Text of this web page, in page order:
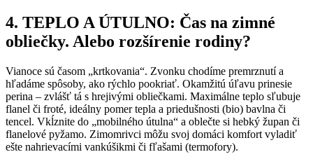
4. TEPLO A ÚTULNO: Čas na zimné
obliečky. Alebo rozšírenie rodiny?
Vianoce sú časom „krtkovania“. Zvonku chodíme premrznutí a
hľadáme spôsoby, ako rýchlo pookriať. Okamžitú úľavu prinesie
perina – zvlášť tá s hrejivými obliečkami. Maximálne teplo sľubuje
flanel či froté, ideálny pomer tepla a priedušnosti (bio) bavlna či
tencel. Vkĺznite do „mobilného útulna“ a oblečte si hebký župan či
flanelové pyžamo. Zimomrivci môžu svoj domáci komfort vyladiť
ešte nahrievacími vankúšikmi či fľašami (termofory).